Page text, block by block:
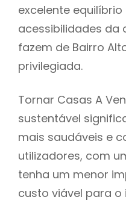
excelente equilíbrio
acessibilidades da
fazem de Bairro
privilegiada.
Tornar Casas A
sustentável
mais saudáveis e
utilizadores, com
tenha um menor
custo viável para o